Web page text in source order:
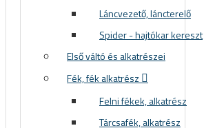
Láncvezető, láncterelő
Spider - hajtókar kereszt
Első váltó és alkatrészei
Fék, fék alkatrész
Felni fékek, alkatrész
Tárcsafék, alkatrész